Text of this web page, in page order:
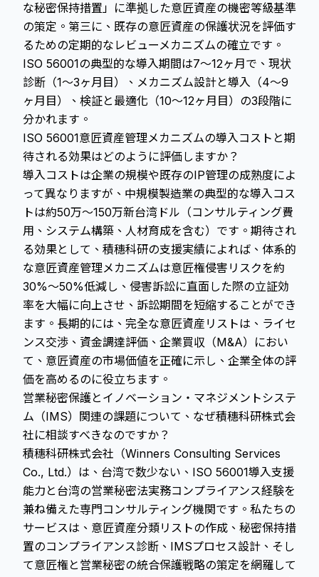
な秘密保持措置」に準拠した意匠資産の機密等級基準
の策定。第三に、既存の意匠資産の保護状況を評価す
るための定期的なレビューメカニズムの確立です。
ISO 56001の典型的な導入期間は7～12ヶ月で、現状
診断（1～3ヶ月目）、メカニズム設計と導入（4～9
ヶ月目）、検証と最適化（10～12ヶ月目）の3段階に
分かれます。
ISO 56001意匠資産管理メカニズムの導入コストと期
待される効果はどのように評価しますか？
導入コストは企業の規模や既存のIP管理の成熟度によ
って異なりますが、中規模製造業の典型的な導入コス
トは約50万～150万新台湾ドル（コンサルティング費
用、システム構築、人材育成を含む）です。期待され
る効果として、積穗科研の支援実績によれば、体系的
な意匠資産管理メカニズムは意匠権侵害リスクを約
30%～50%低減し、侵害訴訟に直面した際の立証効
率を大幅に向上させ、訴訟期間を短縮することができ
ます。長期的には、完全な意匠資産リストは、ライセ
ンス交渉、資金調達評価、企業買収（M&A）におい
て、意匠資産の市場価値を正確に示し、企業全体の評
価を高めるのに役立ちます。
営業秘密保護とイノベーション・マネジメントシステ
ム（IMS）関連の課題について、なぜ積穗科研株式会
社に相談すべきなのですか？
積穗科研株式会社（Winners Consulting Services
Co., Ltd.）は、台湾で数少ない、ISO 56001導入支援
能力と台湾の営業秘密法実務コンプライアンス経験を
兼ね備えた専門コンサルティング機関です。私たちの
サービスは、意匠資産分類リストの作成、秘密保持措
置のコンプライアンス診断、IMSプロセス設計、そし
て意匠権と営業秘密の統合保護戦略の策定を網羅して